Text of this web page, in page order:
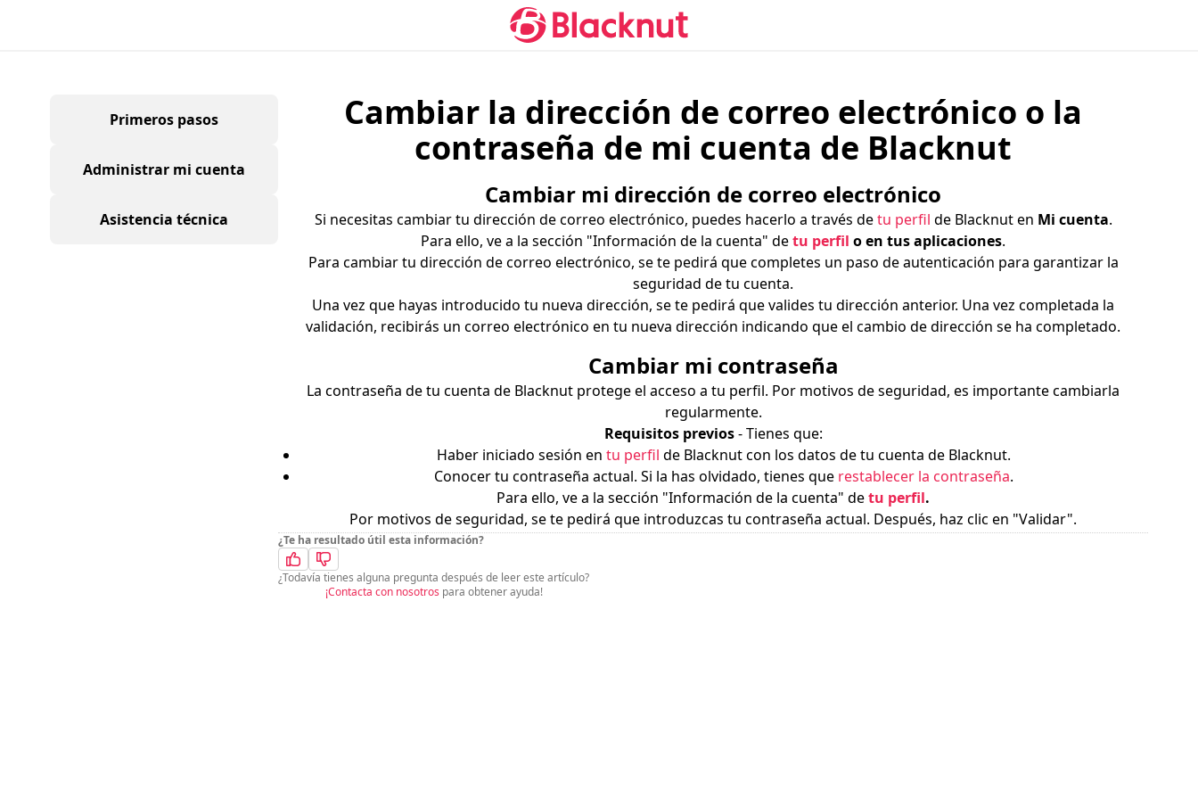
Primeros pasos
Administrar mi cuenta
Asistencia técnica
Cambiar la dirección de correo electrónico o la
contraseña de mi cuenta de Blacknut
Cambiar mi dirección de correo electrónico
Si necesitas cambiar tu dirección de correo electrónico, puedes hacerlo a través detu perfil de Blacknut en Mi cuenta.
Para ello, ve a la sección "Información de la cuenta" detu perfil o en tus aplicaciones.
Para cambiar tu dirección de correo electrónico, se te pedirá que completes un paso de autenticación para garantizar la
seguridad de tu cuenta.
Una vez que hayas introducido tu nueva dirección, se te pedirá que valides tu dirección anterior. Una vez completada la
validación, recibirás un correo electrónico en tu nueva dirección indicando que el cambio de dirección se ha completado.
Cambiar mi contraseña
La contraseña de tu cuenta de Blacknut protege el acceso a tu perfil. Por motivos de seguridad, es importante cambiarla
regularmente.
Requisitos previos- Tienes que:
Haber iniciado sesión en tu perfil de Blacknut con los datos de tu cuenta de Blacknut.
Conocer tu contraseña actual. Si la has olvidado, tienes que restablecer la contraseña.
Para ello, ve a la sección "Información de la cuenta" detu perfil.
Por motivos de seguridad, se te pedirá que introduzcas tu contraseña actual. Después, haz clic en "Validar".
¿Te ha resultado útil esta información?
¿Todavía tienes alguna pregunta después de leer este artículo?
¡Contacta con nosotros para obtener ayuda!